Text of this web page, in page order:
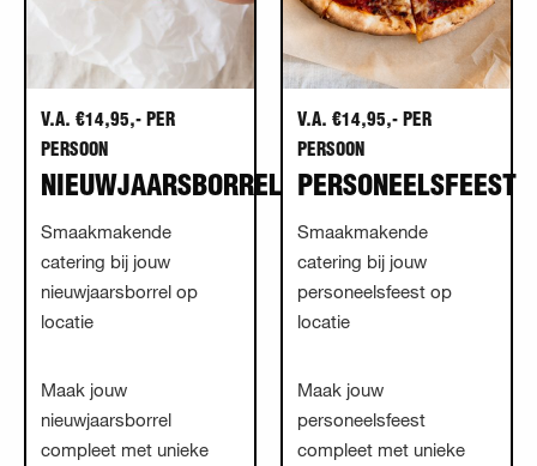
V.A. €14,95,- PER
PERSOON
NIEUWJAARSBORREL
Smaakmakende
catering bij jouw
nieuwjaarsborrel op
locatie
Maak jouw
nieuwjaarsborrel
compleet met unieke
V.A. €14,95,- PER
PERSOON
PERSONEELSFEEST
Smaakmakende
catering bij jouw
personeelsfeest op
locatie
Maak jouw
personeelsfeest
compleet met unieke